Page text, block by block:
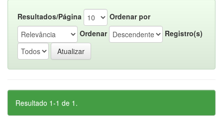
Resultados/Página
Ordenar por
Ordenar
Registro(s)
Resultado 1-1 de 1.